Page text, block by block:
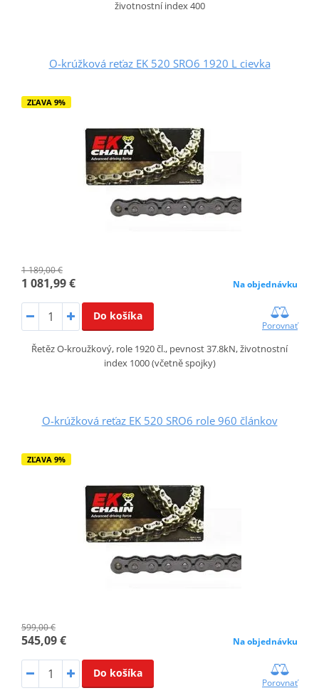
životnostní index 400
O-krúžková reťaz EK 520 SRO6 1920 L cievka
ZĽAVA 9%
1 189,00 €
1 081,99 € Na objednávku
Do košíka
Porovnať
Řetěz O-kroužkový, role 1920 čl., pevnost 37.8kN, životnostní
index 1000 (včetně spojky)
O-krúžková reťaz EK 520 SRO6 role 960 článkov
ZĽAVA 9%
599,00 €
545,09 € Na objednávku
Do košíka
Porovnať